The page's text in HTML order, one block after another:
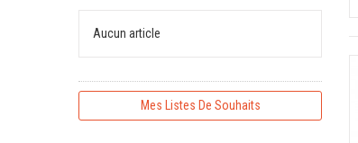
Aucun article
Mes Listes De Souhaits